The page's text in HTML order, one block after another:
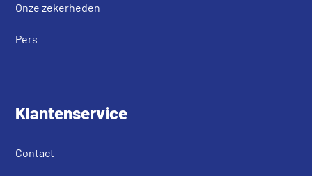
Onze zekerheden
Pers
Klantenservice
Contact